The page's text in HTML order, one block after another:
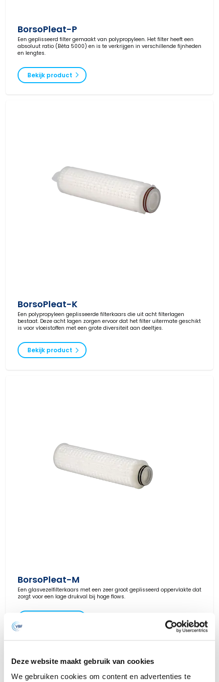
Deze website maakt gebruik van cookies
We gebruiken cookies om content en advertenties te
BorsoPleat-P
Een geplisseerd filter gemaakt van polypropyleen. Het filter heeft een
absoluut ratio (Bèta 5000) en is te verkrijgen in verschillende fijnheden
en lengtes.
Bekijk product
BorsoPleat-K
Een polypropyleen geplisseerde filterkaars die uit acht filterlagen
bestaat. Deze acht lagen zorgen ervoor dat het filter uitermate geschikt
is voor vloeistoffen met een grote diversiteit aan deeltjes.
Bekijk product
BorsoPleat-M
Een glasvezelfilterkaars met een zeer groot geplisseerd oppervlakte dat
zorgt voor een lage drukval bij hoge flows.